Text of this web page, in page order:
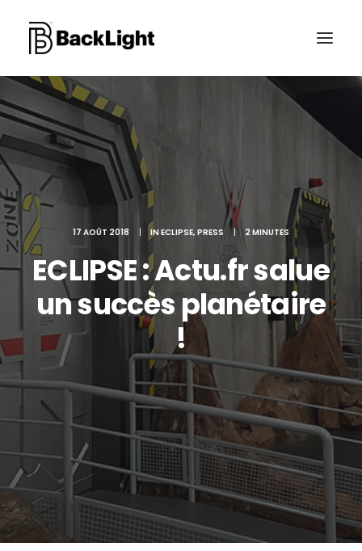
PROJETS XR
LE STUDIO
CONTACT
RECHERCHE
17 AOÛT 2018 | INECLIPSE, PRESS | 2 MINUTES
ECLIPSE : Actu.fr salue
un succès planétaire
!